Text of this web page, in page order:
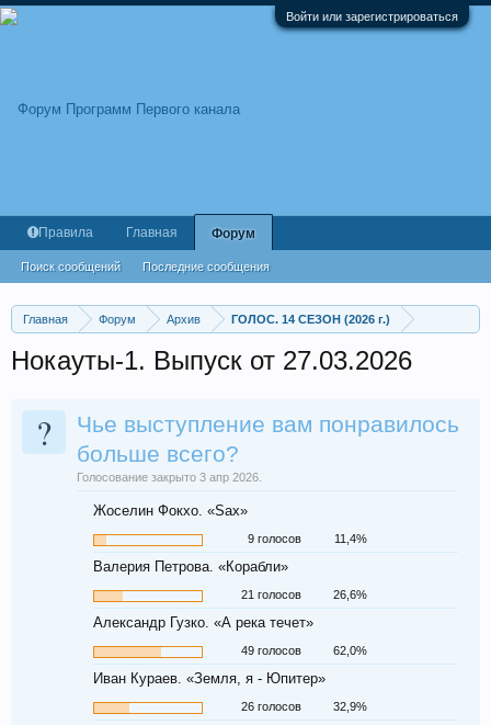
Войти или зарегистрироваться
Главная Форум Архив ГОЛОС. 14 СЕЗОН (2026 г.)
Нокауты-1. Выпуск от 27.03.2026
?
Чье выступление вам понравилось
больше всего?
Голосование закрыто 3 апр 2026.
Жоселин Фокхо. «Sax»
9 голосов 11,4%
Валерия Петрова. «Корабли»
21 голосов 26,6%
Александр Гузко. «А река течет»
49 голосов 62,0%
Иван Кураев. «Земля, я - Юпитер»
26 голосов 32,9%
Правила Главная Форум
Поиск сообщений Последние сообщения